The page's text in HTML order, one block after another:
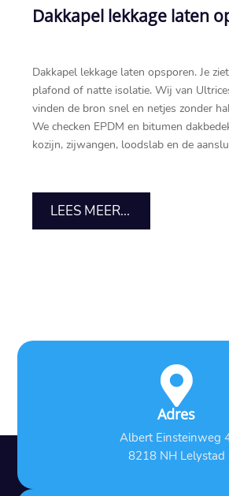
Dakkapel lekkage laten
Dakkapel lekkage laten opsporen.​ Je
plafond of natte isolatie.​ Wij van
vinden de bron snel en netjes zonder
We checken EPDM en bitumen
kozijn, zijwangen, loodslab en de
LEES MEER...

Adres
Albert Einsteinweg
8218 NH Lelystad